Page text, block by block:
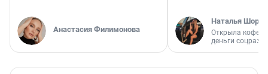
Анастасия Филимонова
Наталья
Открыла
деньги